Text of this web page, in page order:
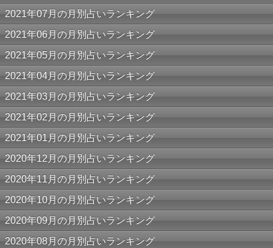
2021年07月の月別占いランキング
2021年06月の月別占いランキング
2021年05月の月別占いランキング
2021年04月の月別占いランキング
2021年03月の月別占いランキング
2021年02月の月別占いランキング
2021年01月の月別占いランキング
2020年12月の月別占いランキング
2020年11月の月別占いランキング
2020年10月の月別占いランキング
2020年09月の月別占いランキング
2020年08月の月別占いランキング